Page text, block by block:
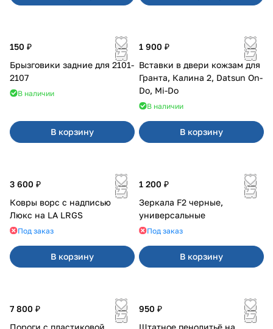
150 ₽
Брызговики задние для 2101-
2107
В наличии
В корзину
1 900 ₽
Вставки в двери кожзам для
Гранта, Калина 2, Datsun On-
Do, Mi-Do
В наличии
В корзину
3 600 ₽
Ковры ворс с надписью
Люкс на LA LRGS
Под заказ
В корзину
1 200 ₽
Зеркала F2 черные,
универсальные
Под заказ
В корзину
7 800 ₽
Пороги с пластиковой
950 ₽
Штатное пенолитьё на